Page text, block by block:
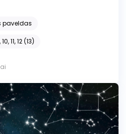
paveldas
11, 12 (13)